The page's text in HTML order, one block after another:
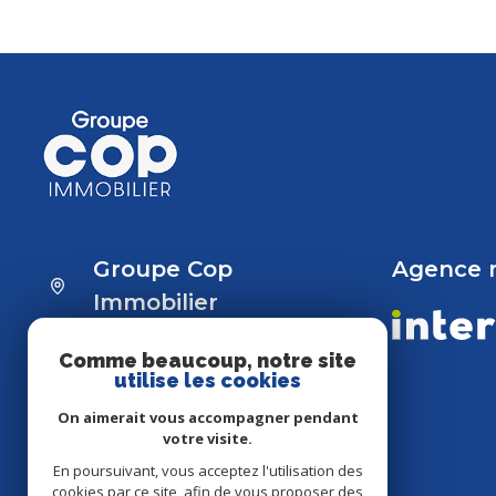
Groupe Cop
Immobilier
01 39 54 92 00 06 84 90 09 44
06 88 05 05 55
accueilcop@gmail.com
78150 Le Chesnay Rocquencourt
Agence
Comme beaucoup, notre site
utilise les cookies
On aimerait vous accompagner pendant
votre visite.
En poursuivant, vous acceptez l'utilisation des
cookies par ce site, afin de vous proposer des